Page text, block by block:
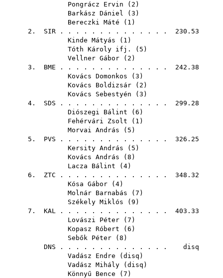
Pongrácz Ervin ( 2 )
Barkász Dániel ( 3 )
Bereczki Máté ( 1 )
2. SIR . . . . . . . . . . . . . . 230.53
Kinde Mátyás ( 1 )
Tóth Károly ifj.
( 5 )
Vellner Gábor ( 2 )
3. BME . . . . . . . . . . . . . . 242.38
Kovács Domonkos ( 3 )
Kovács Boldizsár ( 2 )
Kovács Sebestyén ( 3 )
4. SDS . . . . . . . . . . . . . . 299.28
Diószegi Bálint ( 6 )
Fehérvári Zsolt ( 1 )
Morvai András ( 5 )
5. PVS . . . . . . . . . . . . . . 326.25
Kersity András ( 5 )
Kovács András ( 8 )
Lacza Bálint ( 4)
6. ZTC . . . . . . . . . . . . . . 348.32
Kósa Gábor ( 4)
Molnár Barnabás ( 7 )
Székely Miklós ( 9 )
7. KAL . . . . . . . . . . . . . . 403.33
Lovászi Péter ( 7 )
Kopasz Róbert ( 6 )
Sebők Péter ( 8 )
DNS . . . . . . . . . . . . . . disq
Vadász Endre ( disq )
Vadász Mihály ( disq )
Könnyű Bence ( 7 )